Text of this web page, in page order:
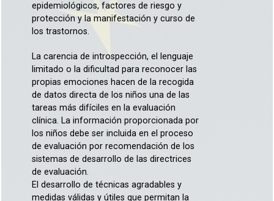
epidemiológicos, factores de riesgo y
protección y la manifestación y curso de
los trastornos.
La carencia de introspección, el lenguaje
limitado o la dificultad para reconocer las
propias emociones hacen de la recogida
de datos directa de los niños una de las
tareas más difíciles en la evaluación
clínica. La información proporcionada por
los niños debe ser incluida en el proceso
de evaluación por recomendación de los
sistemas de desarrollo de las directrices
de evaluación.
El desarrollo de técnicas agradables y
medidas válidas y útiles que permitan la